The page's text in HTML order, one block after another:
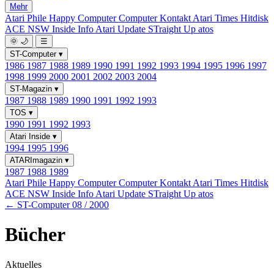
Mehr
Atari Phile Happy ComputerComputer Kontakt Atari Times Hitdisk
ACE NSW Inside Info Atari Update STraight Up atos
🌞 🌙
☰
ST-Computer ▾
1986 1987 1988 1989 1990 1991 1992 1993 1994 1995 1996 1997
1998 1999 2000 2001 2002 2003 2004
ST-Magazin ▾
1987 1988 1989 1990 1991 1992 1993
TOS ▾
1990 1991 1992 1993
Atari Inside ▾
1994 1995 1996
ATARImagazin ▾
1987 1988 1989
Atari Phile Happy ComputerComputer Kontakt Atari Times Hitdisk
ACE NSW Inside Info Atari Update STraight Up atos
← ST-Computer 08 / 2000
Bücher
Aktuelles